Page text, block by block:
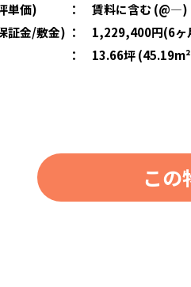
単価) ：
賃料に含む (@―)
証金/敷金) ：
1,229,400円(6ヶ
： 13.66坪
この